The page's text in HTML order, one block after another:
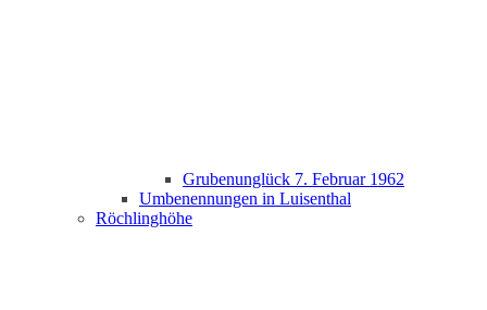
Grubenunglück 7. Februar 1962
Umbenennungen in Luisenthal
Röchlinghöhe